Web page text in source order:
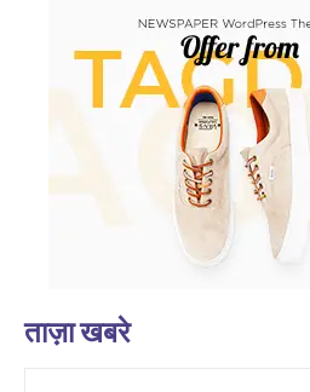
ताज़ा खबरे